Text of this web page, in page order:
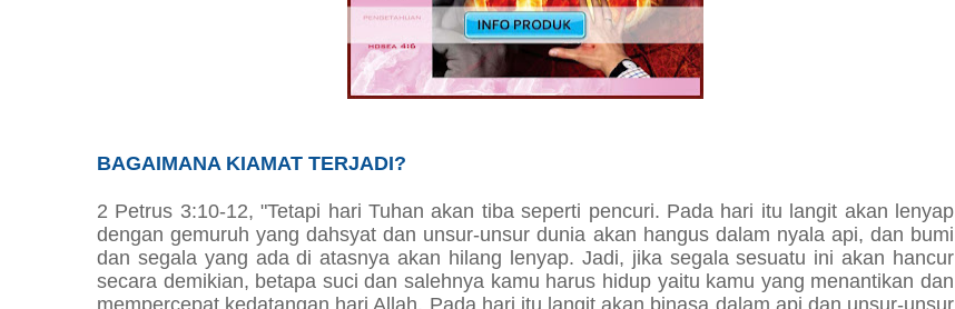
BAGAIMANA KIAMAT TERJADI?
2 Petrus 3:10-12, "Tetapi hari Tuhan akan tiba seperti pencuri. Pada hari itu langit akan lenyap
dengan gemuruh yang dahsyat dan unsur-unsur dunia akan hangus dalam nyala api, dan bumi
dan segala yang ada di atasnya akan hilang lenyap. Jadi, jika segala sesuatu ini akan hancur
secara demikian, betapa suci dan salehnya kamu harus hidup yaitu kamu yang menantikan dan
mempercepat kedatangan hari Allah. Pada hari itu langit akan binasa dalam api dan unsur-unsur